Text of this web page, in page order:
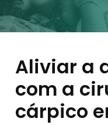
Aliviar a
com a
cárpico